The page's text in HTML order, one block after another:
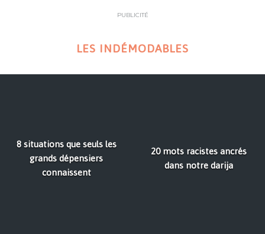
PUBLICITÉ
LES INDÉMODABLES
8 situations que seuls les
grands dépensiers
connaissent
20 mots racistes ancrés
dans notre darija